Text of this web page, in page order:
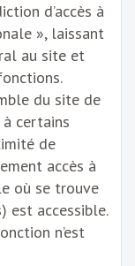
d’accès à
», laissant
au site et
du site de
certains
de
accès à
où se trouve
est accessible.
n’est